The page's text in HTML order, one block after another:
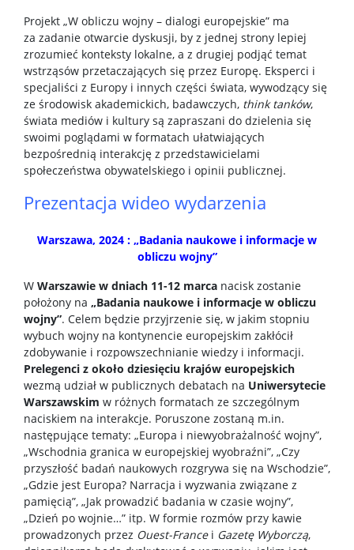
Projekt „W obliczu wojny – dialogi europejskie” ma
za zadanie otwarcie dyskusji, by z jednej strony lepiej
zrozumieć konteksty lokalne, a z drugiej podjąć temat
wstrząsów przetaczających się przez Europę. Eksperci i
specjaliści z Europy i innych części świata, wywodzący się
ze środowisk akademickich, badawczych, think tanków,
świata mediów i kultury są zapraszani do dzielenia się
swoimi poglądami w formatach ułatwiających
bezpośrednią interakcję z przedstawicielami
społeczeństwa obywatelskiego i opinii publicznej.
Prezentacja wideo wydarzenia
Warszawa, 2024 : „Badania naukowe i informacje w
obliczu wojny”
W Warszawie w dniach 11-12 marca nacisk zostanie
położony na „Badania naukowe i informacje w obliczu
wojny”. Celem będzie przyjrzenie się, w jakim stopniu
wybuch wojny na kontynencie europejskim zakłócił
zdobywanie i rozpowszechnianie wiedzy i informacji.
Prelegenci z około dziesięciu krajów europejskich
wezmą udział w publicznych debatach na Uniwersytecie
Warszawskim w różnych formatach ze szczególnym
naciskiem na interakcje. Poruszone zostaną m.in.
następujące tematy: „Europa i niewyobrażalność wojny”,
„Wschodnia granica w europejskiej wyobraźni”, „Czy
przyszłość badań naukowych rozgrywa się na Wschodzie”,
„Gdzie jest Europa? Narracja i wyzwania związane z
pamięcią”, „Jak prowadzić badania w czasie wojny”,
„Dzień po wojnie…” itp. W formie rozmów przy kawie
prowadzonych przez Ouest-Francei Gazetę Wyborczą,